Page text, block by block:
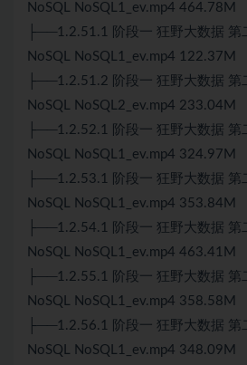
NoSQL NoSQL1_ev.mp4 464.78M
├──1.2.51.1 阶段一 狂野大数据 第
NoSQL NoSQL1_ev.mp4 122.37M
├──1.2.51.2 阶段一 狂野大数据 第
NoSQL NoSQL2_ev.mp4 233.04M
├──1.2.52.1 阶段一 狂野大数据 第
NoSQL NoSQL1_ev.mp4 324.97M
├──1.2.53.1 阶段一 狂野大数据 第
NoSQL NoSQL1_ev.mp4 353.84M
├──1.2.54.1 阶段一 狂野大数据 第
NoSQL NoSQL1_ev.mp4 463.41M
├──1.2.55.1 阶段一 狂野大数据 第
NoSQL NoSQL1_ev.mp4 358.58M
├──1.2.56.1 阶段一 狂野大数据 第
NoSQL NoSQL1_ev.mp4 348.09M